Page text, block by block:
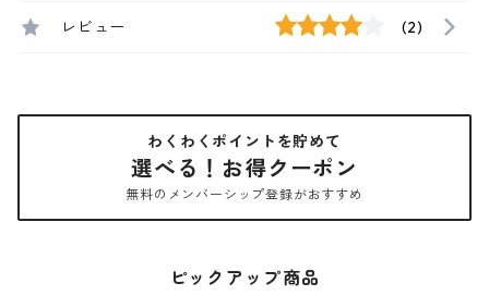
レビュー (2)
わくわくポイントを貯めて
選べる！お得クーポン
無料のメンバーシップ登録がおすすめ
ピックアップ商品